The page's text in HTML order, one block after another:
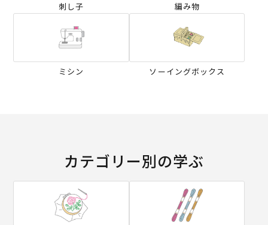
刺し子 編み物
ミシン ソーイングボックス
カテゴリー別の学ぶ